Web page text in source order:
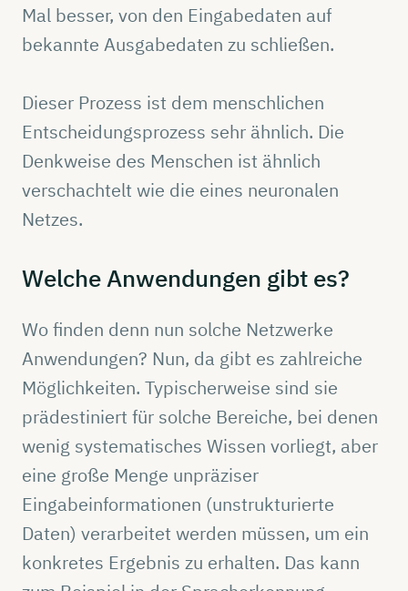
Mal besser, von den Eingabedaten auf
bekannte Ausgabedaten zu schließen.
Dieser Prozess ist dem menschlichen
Entscheidungsprozess sehr ähnlich. Die
Denkweise des Menschen ist ähnlich
verschachtelt wie die eines neuronalen
Netzes.
WelcheAnwendungen gibt es?
Wo finden denn nun solche Netzwerke
Anwendungen? Nun, da gibt es zahlreiche
Möglichkeiten. Typischerweise sind sie
prädestiniert für solche Bereiche, bei denen
wenig systematisches Wissen vorliegt, aber
eine große Menge unpräziser
Eingabeinformationen (unstrukturierte
Daten) verarbeitet werden müssen, um ein
konkretes Ergebnis zu erhalten. Das kann